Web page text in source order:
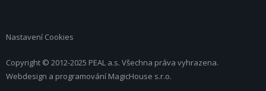
Nastavení Cookies
Copyright © 2012-2025 PEAL a.s. Všechna práva vyhrazena.
Webdesign a programování MagicHouse s.r.o.